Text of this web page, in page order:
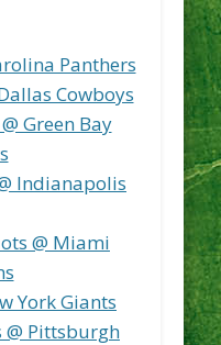
Panthers
Cowboys
Green Bay
Indianapolis
@ Miami
York Giants
@ Pittsburgh